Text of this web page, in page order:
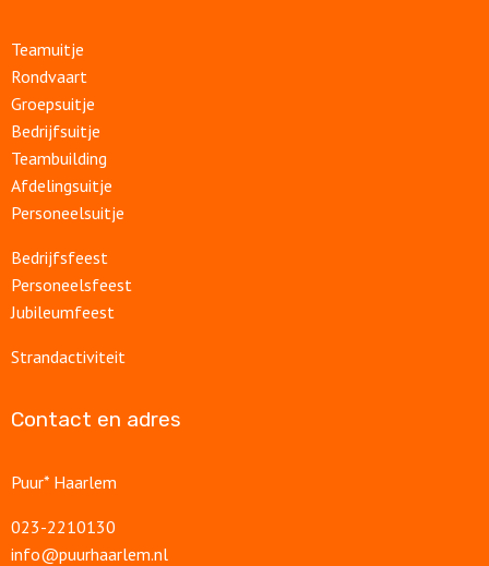
Teamuitje
Rondvaart
Groepsuitje
Bedrijfsuitje
Teambuilding
Afdelingsuitje
Personeelsuitje
Bedrijfsfeest
Personeelsfeest
Jubileumfeest
Strandactiviteit
Contact en adres
Puur* Haarlem
023-2210130
info@puurhaarlem.nl